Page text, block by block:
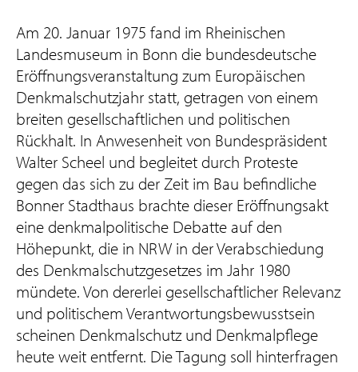
Am 20. Januar 1975 fand im Rheinischen
Landesmuseum in Bonn die bundesdeutsche
Eröffnungsveranstaltung zum Europäischen
Denkmalschutzjahr statt, getragen von einem
breiten gesellschaftlichen und politischen
Rückhalt. In Anwesenheit von Bundespräsident
Walter Scheel und begleitet durch Proteste
gegen das sich zu der Zeit im Bau befindliche
Bonner Stadthaus brachte dieser Eröffnungsakt
eine denkmalpolitische Debatte auf den
Höhepunkt, die in NRW in der Verabschiedung
des Denkmalschutzgesetzes im Jahr 1980
mündete. Von dererlei gesellschaftlicher Relevanz
und politischem Verantwortungsbewusstsein
scheinen Denkmalschutz und Denkmalpflege
heute weit entfernt. Die Tagung soll hinterfragen